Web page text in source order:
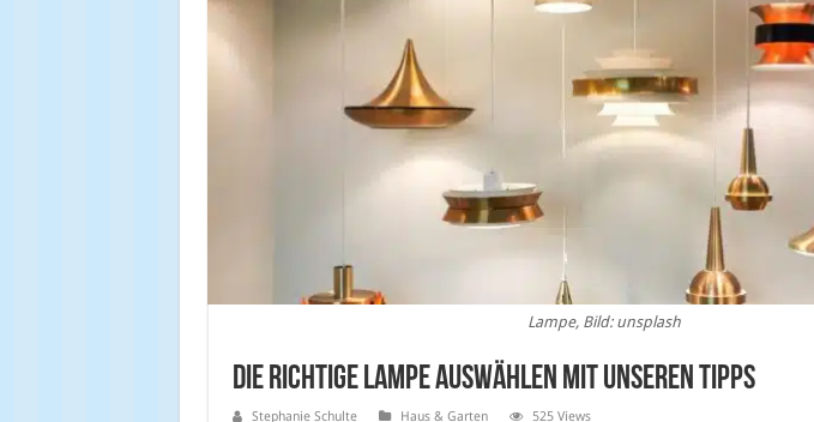
Lampe, Bild: unsplash
Die richtige Lampe auswählen mit unseren Tipps
Stephanie Schulte Haus & Garten 525 Views